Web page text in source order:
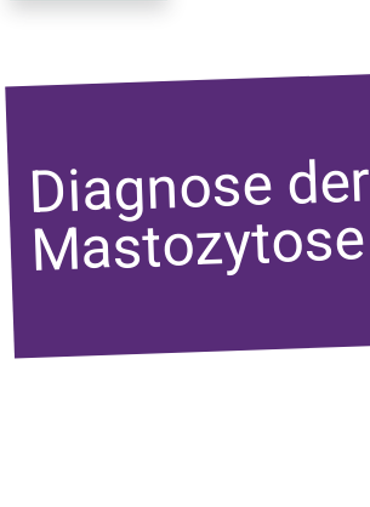
Diagnose der
Mastozytose